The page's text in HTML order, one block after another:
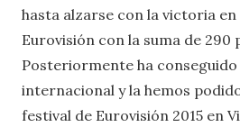
hasta alzarse con la victoria
Eurovisión con la suma de 290
Posteriormente ha
internacional y la hemos
festival de Eurovisión 2015 en